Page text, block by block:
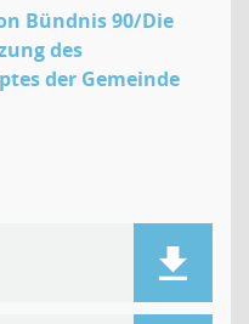
Bündnis 90/Die
des
der Gemeinde